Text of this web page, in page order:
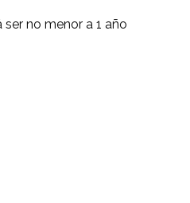
no menor a 1 año